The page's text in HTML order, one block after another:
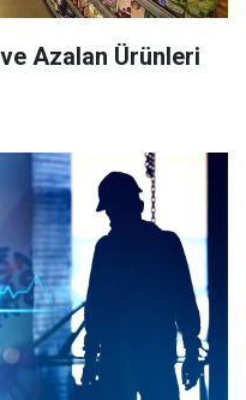
Azalan Ürünleri